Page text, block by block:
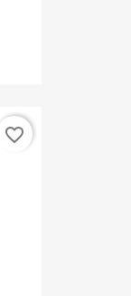
favorite_border